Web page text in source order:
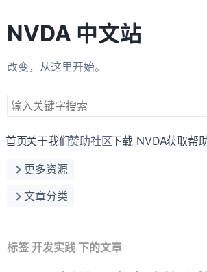
NVDA 中文站
改变，从这里开始。
搜
关
字
首页关于我们赞助社区下载 NVDA获取帮
更多资源
文章分类
标签 开发实践 下的文章